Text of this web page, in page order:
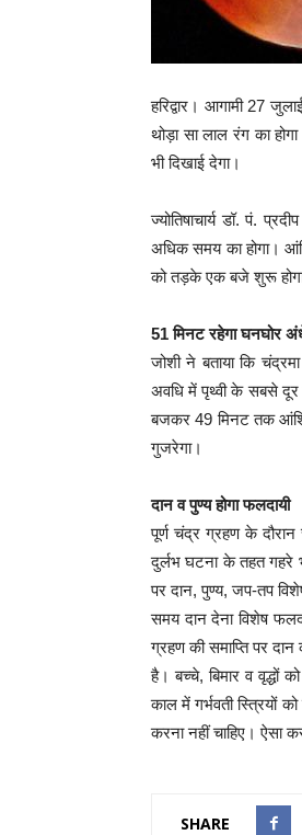
हरिद्वार। आगामी 27
थोड़ा सा लाल रंग का
भी दिखाई देगा।
ज्योतिषाचार्य डॉ. पं.
अधिक समय का होगा।
को तड़के एक बजे शुरू
51 मिनट रहेगा घनघोर
जोशी ने बताया कि
अवधि में पृथ्वी के सबसे दूर
बजकर 49 मिनट तक
गुजरेगा।
दान व पुण्य होगा फलदायी
पूर्ण चंद्र ग्रहण के
दुर्लभ घटना के तहत गहरे
पर दान, पुण्य, जप-तप
समय दान देना विशेष
ग्रहण की समाप्ति पर
है। बच्चे, बिमार व
काल में गर्भवती स्त्रियों
करना नहीं चाहिए। ऐसा
SHARE